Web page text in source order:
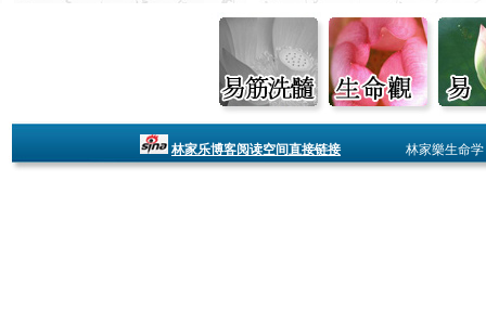
林家乐博客阅读空间直接链接林家樂生命学 looklife